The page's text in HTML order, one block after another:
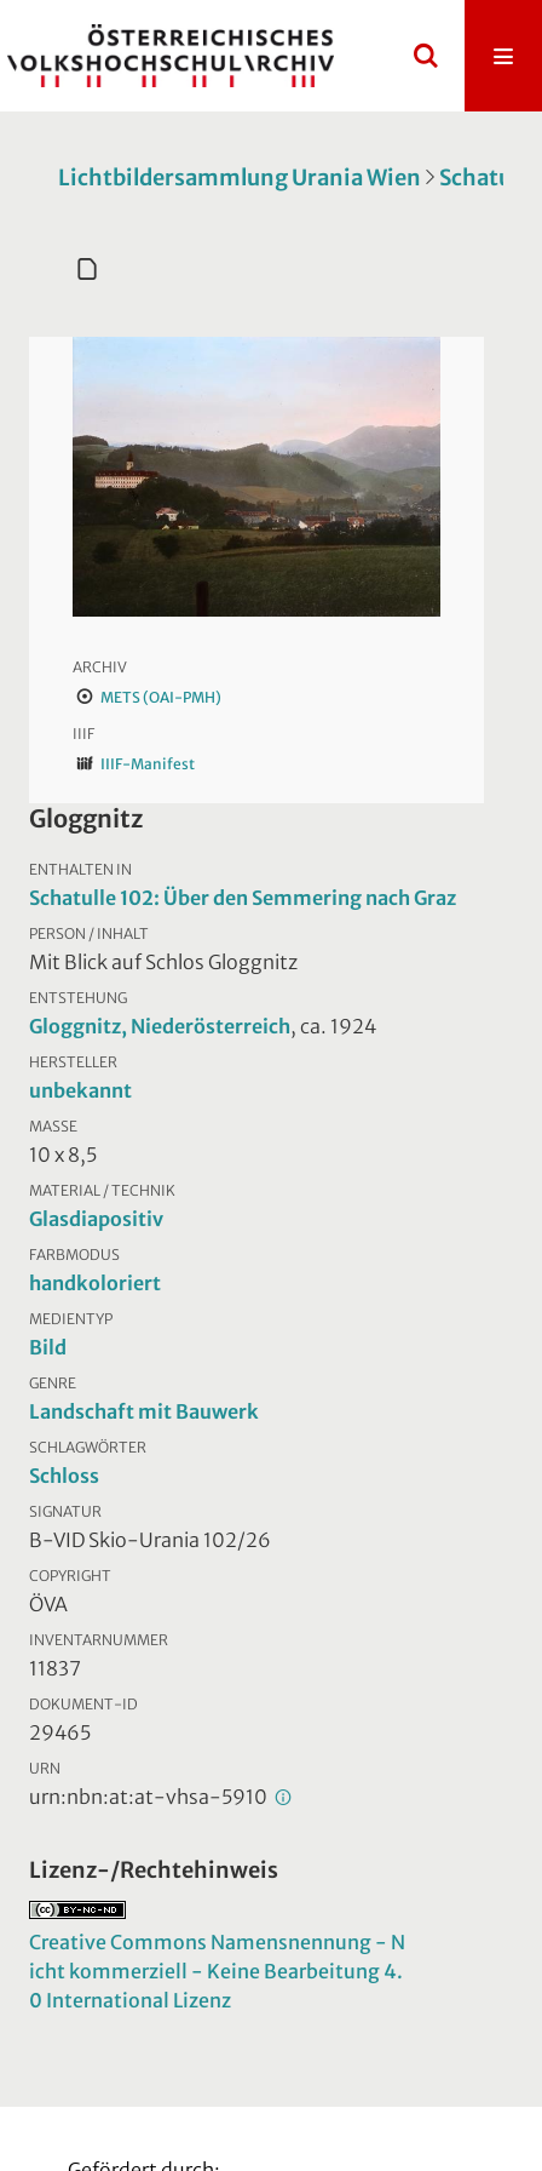
Lichtbildersammlung Urania Wien Schatulle
ARCHIV
METS (OAI-PMH)
IIIF
IIIF-Manifest
Gloggnitz
ENTHALTEN IN
Schatulle 102: Über den Semmering nach Graz
PERSON / INHALT
Mit Blick auf Schlos Gloggnitz
ENTSTEHUNG
Gloggnitz, Niederösterreich, ca. 1924
HERSTELLER
unbekannt
MASSE
10 x 8,5
MATERIAL / TECHNIK
Glasdiapositiv
FARBMODUS
handkoloriert
MEDIENTYP
Bild
GENRE
Landschaft mit Bauwerk
SCHLAGWÖRTER
Schloss
SIGNATUR
B-VID Skio-Urania 102/26
COPYRIGHT
ÖVA
INVENTARNUMMER
11837
DOKUMENT-ID
29465
URN
urn:nbn:at:at-vhsa-5910
Lizenz-/Rechtehinweis
Creative Commons Namensnennung - N
icht kommerziell - Keine Bearbeitung 4.
0 International Lizenz